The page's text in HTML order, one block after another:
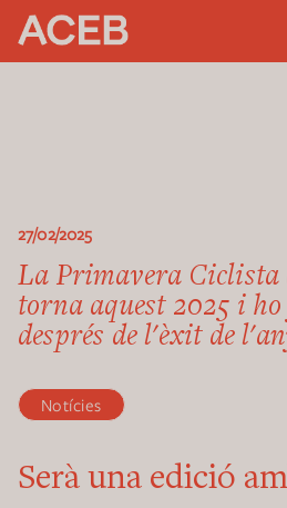
27/02/2025
La Primavera Ciclista
torna aquest 2025 i
després de l'èxit de
Notícies
Serà una edició